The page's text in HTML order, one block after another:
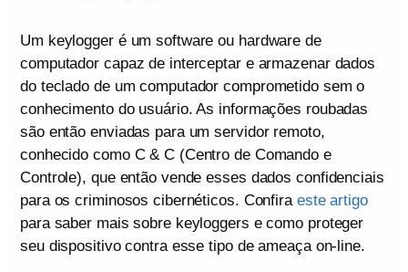
Um keylogger é um software ou hardware de
computador capaz de interceptar e armazenar dados
do teclado de um computador comprometido sem o
conhecimento do usuário. As informações roubadas
são então enviadas para um servidor remoto,
conhecido como C & C (Centro de Comando e
Controle), que então vende esses dados confidenciais
para os criminosos cibernéticos. Confira este artigo
para saber mais sobre keyloggers e como proteger
seu dispositivo contra esse tipo de ameaça on-line.